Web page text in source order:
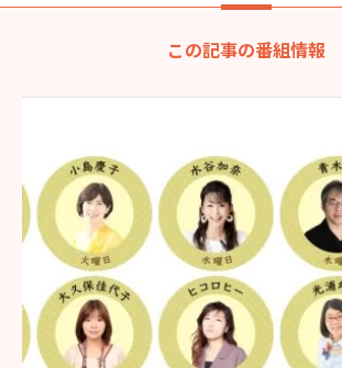
この記事の番組情報